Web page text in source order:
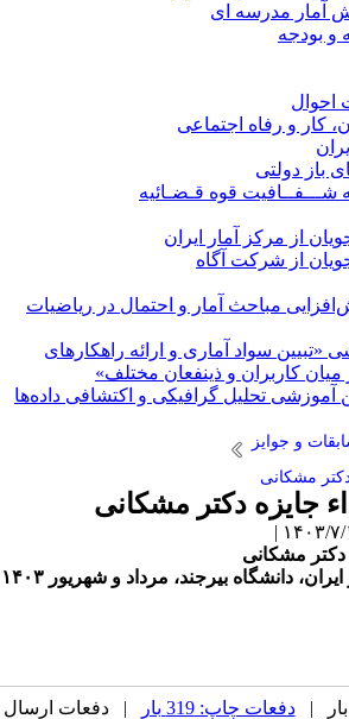
آمار مدرسه ای
و بودجه
کار و رفاه اجتماعی
باز دولتی
شـــفــافیت قوه قـضـائیه
از مرکز آمار ایران
از شرکت آگاه
مباحث آمار و احتمال در ریاضیات
سواد آماری و ارائه راهکارهای
میان کاربران و ذینفعان مختلف»
آموزشی تحلیل گرافیکی و اکتشافی داده‌ها
و جوایز
مشکانی
جایزه دکتر مشکانی
مشکانی
دانشگاه بیرجند، مرداد و شهریور ۱۴۰۳
دفعات چاپ: 319 بار
| دفعات ارسال